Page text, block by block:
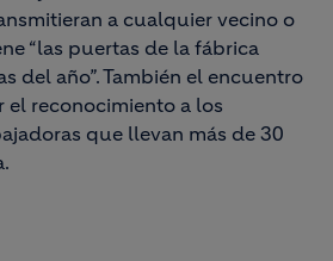
a cualquier vecino o
“las puertas de la fábrica
del año”. También el encuentro
el reconocimiento a los
que llevan más de 30